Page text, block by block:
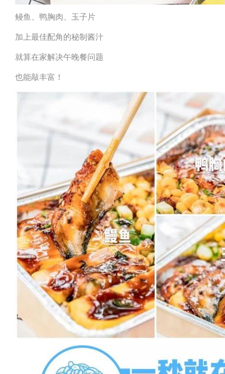
鳗鱼、鸭胸肉、玉子片
加上最佳配角的秘制酱汁
就算在家解决午晚餐问题
也能敲丰富！